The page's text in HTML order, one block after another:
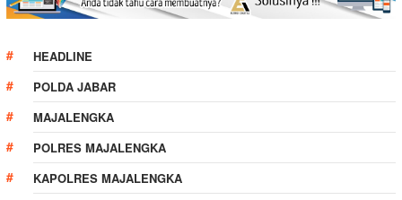
HEADLINE
POLDA JABAR
MAJALENGKA
POLRES MAJALENGKA
KAPOLRES MAJALENGKA